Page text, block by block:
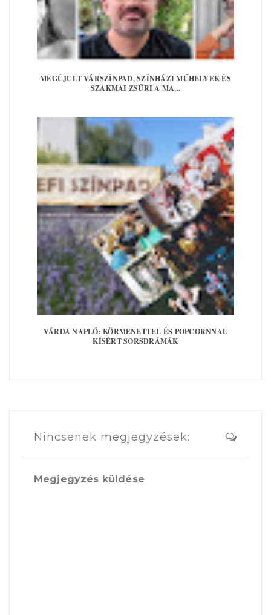
MEGÚJULT VÁRSZÍNPAD, SZÍNHÁZI MŰHELYEK ÉS
SZAKMAI ZSŰRI A MA...
VÁRDA NAPLÓ: KÖRMENETTEL ÉS POPCORNNAL
KÍSÉRT SORSDRÁMÁK
Nincsenek megjegyzések:
Megjegyzés küldése